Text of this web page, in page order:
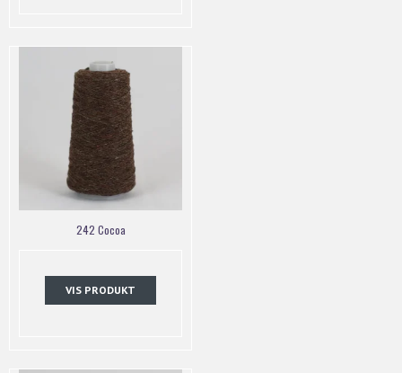
242 Cocoa
VIS PRODUKT